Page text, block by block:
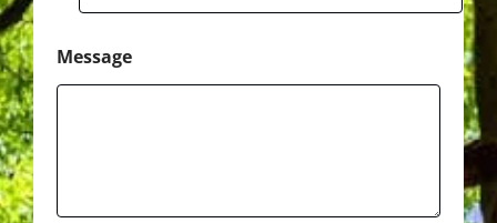
Message